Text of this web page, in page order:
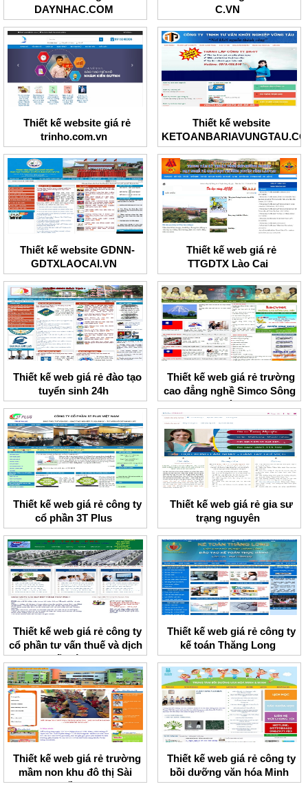
DAYNHAC.COM
C.VN
Thiết kế website giá rẻ
trinho.com.vn
Thiết kế website
Thiết kế website GDNN-
GDTXLAOCAI.VN
Thiết kế web giá rẻ
TTGDTX Lào Cai
Thiết kế web giá rẻ đào tạo
tuyển sinh 24h
Thiết kế web giá rẻ trường
cao đẳng nghề Simco Sông
Đà
Thiết kế web giá rẻ công ty
cổ phần 3T Plus
Thiết kế web giá rẻ gia sư
trạng nguyên
Thiết kế web giá rẻ công ty
cổ phần tư vấn thuế và dịch
vụ kế toán PMC
Thiết kế web giá rẻ công ty
kế toán Thăng Long
Thiết kế web giá rẻ trường
mầm non khu đô thị Sài
Đồng
Thiết kế web giá rẻ công ty
bồi dưỡng văn hóa Minh
Minh